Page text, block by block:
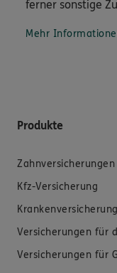
ferner sonstige
Mehr
Produkte
Zahnversicherungen
Kfz-Versicherung
Krankenversicherung
Versicherungen für
Versicherungen für